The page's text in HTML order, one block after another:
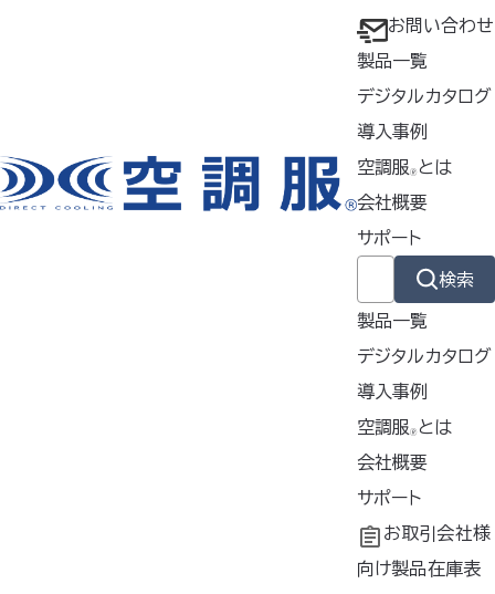
お問い合わせ
製品一覧
デジタルカタログ
導入事例
空調服🄬 とは
会社概要
サポート
検索
製品一覧
デジタルカタログ
導入事例
導入事例
共同開発
工場シミュレーシ
ョン
空調服🄬 とは
空調服 ®とは
開発秘話
会社概要
企業理念
会社概要
会社沿革
サポート
よくあるご質問
不要なバッテリー
お取引会社様
向け製品在庫表
▸ 18Vと14.4Vの空調服
テリーでもサーマルギア
を使用
することができます
変換アダプター 1個
対応ケーブル 3本（BT23211
用、BT23231用、BT01411
お使いのモニター設定などによ
り、実際の製品の色と表示色は
告なく変更する場合がございま
す。ご了承ください。